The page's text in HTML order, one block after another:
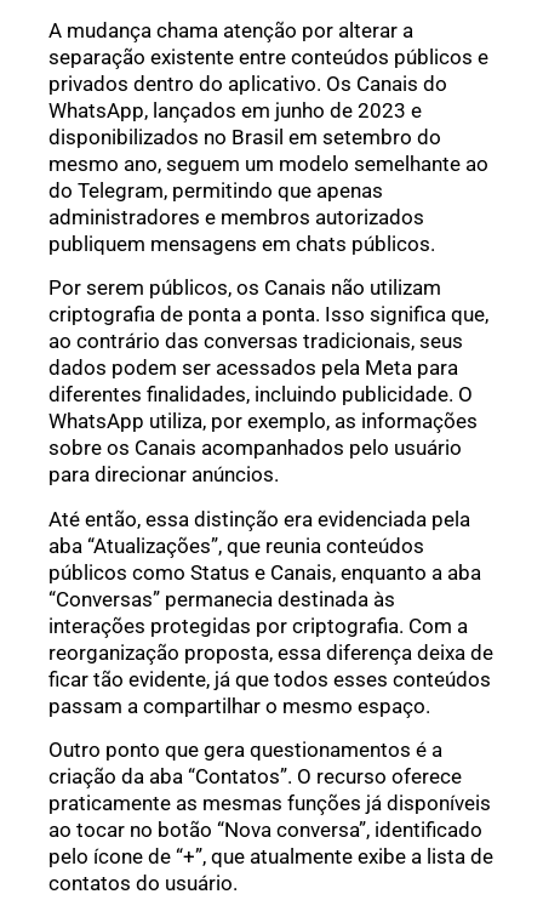
A mudança chama atenção por alterar a
separação existente entre conteúdos públicos e
privados dentro do aplicativo. Os Canais do
WhatsApp, lançados em junho de 2023 e
disponibilizados no Brasil em setembro do
mesmo ano, seguem um modelo semelhante ao
do Telegram, permitindo que apenas
administradores e membros autorizados
publiquem mensagens em chats públicos.
Por serem públicos, os Canais não utilizam
criptografia de ponta a ponta. Isso significa que,
ao contrário das conversas tradicionais, seus
dados podem ser acessados pela Meta para
diferentes finalidades, incluindo publicidade. O
WhatsApp utiliza, por exemplo, as informações
sobre os Canais acompanhados pelo usuário
para direcionar anúncios.
Até então, essa distinção era evidenciada pela
aba “Atualizações”, que reunia conteúdos
públicos como Status e Canais, enquanto a aba
“Conversas” permanecia destinada às
interações protegidas por criptografia. Com a
reorganização proposta, essa diferença deixa de
ficar tão evidente, já que todos esses conteúdos
passam a compartilhar o mesmo espaço.
Outro ponto que gera questionamentos é a
criação da aba “Contatos”. O recurso oferece
praticamente as mesmas funções já disponíveis
ao tocar no botão “Nova conversa”, identificado
pelo ícone de “+”, que atualmente exibe a lista de
contatos do usuário.